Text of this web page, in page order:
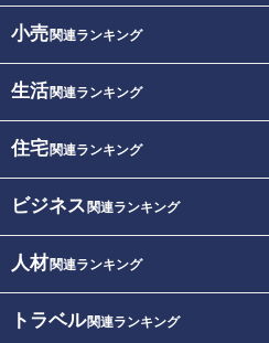
小売関連ランキング
生活関連ランキング
住宅関連ランキング
ビジネス 関連ランキング
人材関連ランキング
トラベル関連ランキング